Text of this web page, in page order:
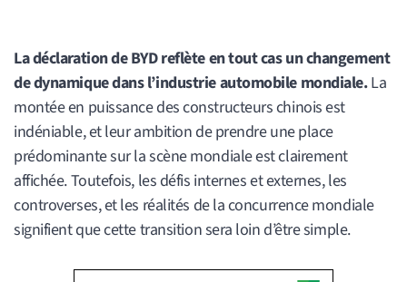
La déclaration de BYD reflète en tout cas un changement
de dynamique dans l’industrie automobile mondiale.La
montée en puissance des constructeurs chinois est
indéniable, et leur ambition de prendre une place
prédominante sur la scène mondiale est clairement
affichée. Toutefois, les défis internes et externes, les
controverses, et les réalités de la concurrence mondiale
signifient que cette transition sera loin d’être simple.